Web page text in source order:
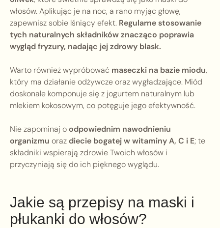
włosów. Aplikując je na noc, a rano myjąc głowę,
zapewnisz sobie lśniący efekt. Regularne stosowanie
tych naturalnych składników znacząco poprawia
wygląd fryzury, nadając jej zdrowy blask.
Warto również wypróbować maseczki na bazie miodu,
który ma działanie odżywcze oraz wygładzające. Miód
doskonale komponuje się z jogurtem naturalnym lub
mlekiem kokosowym, co potęguje jego efektywność.
Nie zapominaj oodpowiednim nawodnieniu
organizmu orazdiecie bogatej w witaminy A, C i E; te
składniki wspierają zdrowie Twoich włosów i
przyczyniają się do ich pięknego wyglądu.
Jakie są przepisy na maski i
płukanki do włosów?